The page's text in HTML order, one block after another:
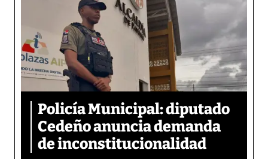
Policía Municipal: diputado
Cedeño anuncia demanda
de inconstitucionalidad